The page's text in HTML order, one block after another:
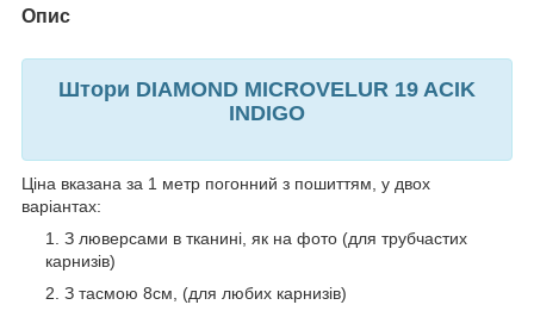
Опис
Штори DIAMOND MICROVELUR 19 ACIK
INDIGO
Ціна вказана за 1 метр погонний з пошиттям, у двох
варіантах:
З люверсами в тканині, як на фото (для трубчастих
карнизів)
З тасмою 8см, (для любих карнизів)